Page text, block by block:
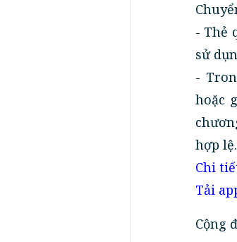
- Thẻ
sử
-
hoặc
hợp lệ.
Chi
Tải
Cộng